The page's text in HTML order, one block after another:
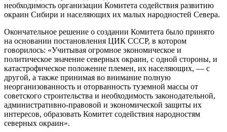
необходимость организации Комитета содействия развитию
окраин Сибири и населяющих их малых народностей Севера.
Окончательное решение о создании Комитета было принято
на основании постановления ЦИК СССР, в котором
говорилось: «Учитывая огромное экономическое и
политическое значение северных окраин, с одной стороны, и
катастрофическое положение племен, их населяющих, — с
другой, а также принимая во внимание полную
неорганизованность и оторванность туземной массы от
советского строительства и необходимость законодательной,
административно-правовой и экономической защиты их
интересов, образовать Комитет содействия народностям
северных окраин».